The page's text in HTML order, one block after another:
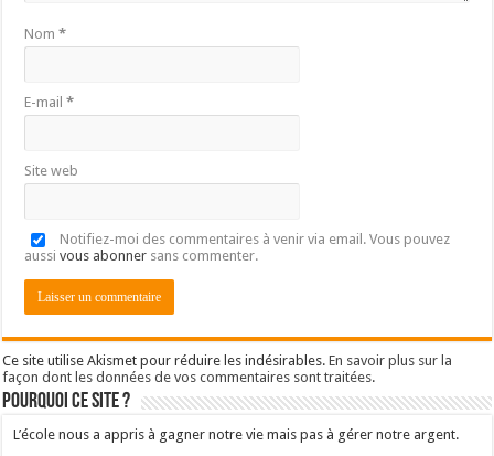
Nom*
E-mail*
Site web
Notifiez-moi des commentaires à venir via email. Vous pouvez
aussivous abonner sans commenter.
Ce site utilise Akismet pour réduire les indésirables.En savoir plus sur la
façon dont les données de vos commentaires sont traitées.
Pourquoi ce site ?
L’école nous a appris à gagner notre vie mais pas à gérer notre argent.